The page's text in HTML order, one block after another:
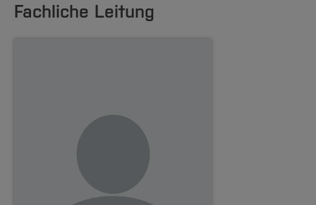
Fachliche Leitung